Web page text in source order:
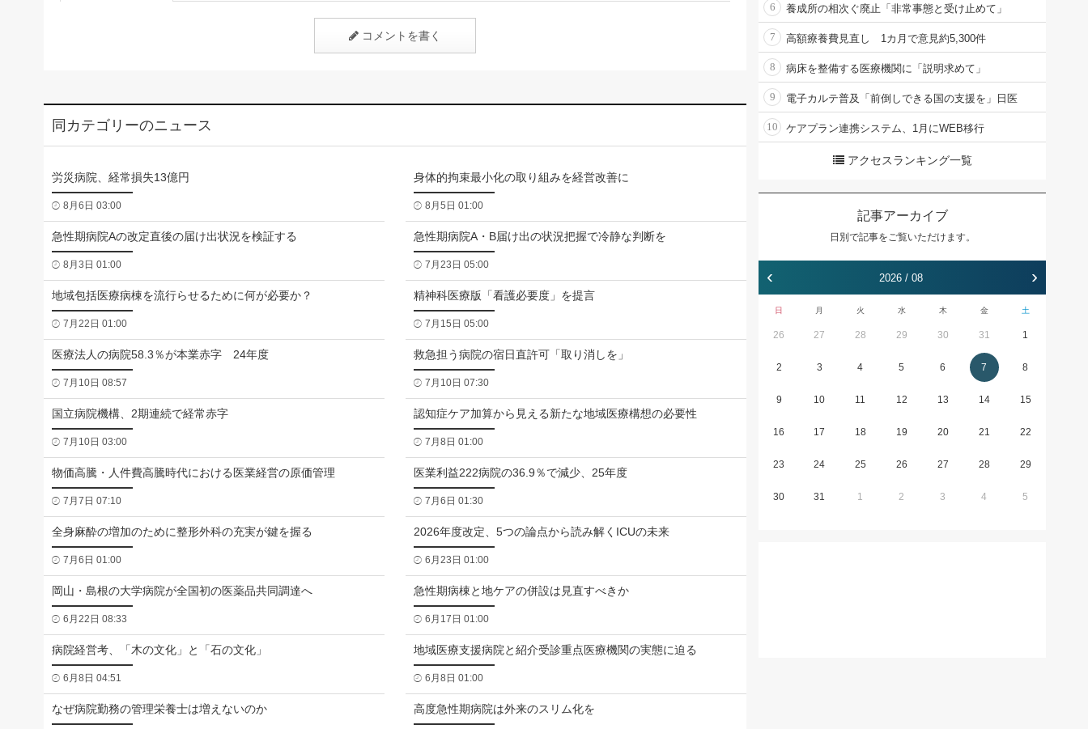
コメントを書く
同カテゴリーのニュース
労災病院、経常損失13億円
8月6日 03:00
身体的拘束最小化の取り組みを経営改善に
8月5日 01:00
急性期病院Aの改定直後の届け出状況を検証する
8月3日 01:00
急性期病院A・B届け出の状況把握で冷静な判断を
7月23日 05:00
地域包括医療病棟を流行らせるために何が必要か？
7月22日 01:00
精神科医療版「看護必要度」を提言
7月15日 05:00
医療法人の病院58.3％が本業赤字 24年度
7月10日 08:57
救急担う病院の宿日直許可「取り消しを」
7月10日 07:30
国立病院機構、2期連続で経常赤字
7月10日 03:00
認知症ケア加算から見える新たな地域医療構想の必要性
7月8日 01:00
物価高騰・人件費高騰時代における医業経営の原価管理
7月7日 07:10
医業利益222病院の36.9％で減少、25年度
7月6日 01:30
全身麻酔の増加のために整形外科の充実が鍵を握る
7月6日 01:00
2026年度改定、5つの論点から読み解くICUの未来
6月23日 01:00
岡山・島根の大学病院が全国初の医薬品共同調達へ
6月22日 08:33
急性期病棟と地ケアの併設は見直すべきか
6月17日 01:00
病院経営考、「木の文化」と「石の文化」
6月8日 04:51
地域医療支援病院と紹介受診重点医療機関の実態に迫る
6月8日 01:00
なぜ病院勤務の管理栄養士は増えないのか 高度急性期病院は外来のスリム化を
6 養成所の相次ぐ廃止「非常事態と受け止めて」
7 高額療養費見直し 1カ月で意見約5,300件
8 病床を整備する医療機関に「説明求めて」
9 電子カルテ普及「前倒しできる国の支援を」日医
10 ケアプラン連携システム、1月にWEB移行
アクセスランキング一覧
記事アーカイブ
日別で記事をご覧いただけます。
‹ 2026 / 08 ›
日 月 火 水 木 金 土
26 27 28 29 30 31 1
2 3 4 5 6 7 8
9 10 11 12 13 14 15
16 17 18 19 20 21 22
23 24 25 26 27 28 29
30 31 1 2 3 4 5